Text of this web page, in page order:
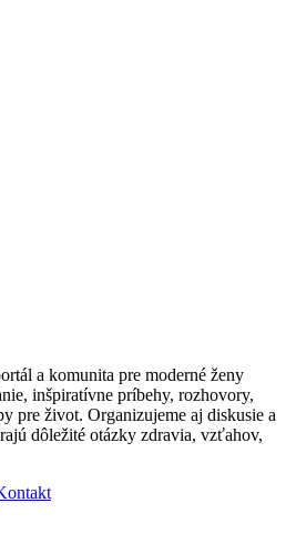
a komunita pre moderné ženy
inšpiratívne príbehy, rozhovory,
pre život. Organizujeme aj diskusie a
dôležité otázky zdravia, vzťahov,